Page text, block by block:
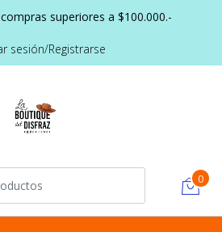
superiores a $100.000.-
sesión/Registrarse
0